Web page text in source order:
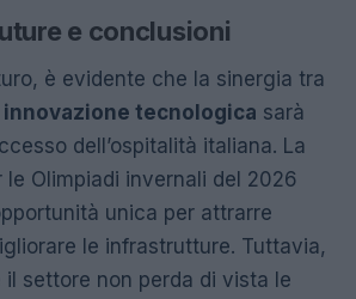
e conclusioni
è evidente che la sinergia tra
innovazione tecnologica sarà
dell’ospitalità italiana. La
le Olimpiadi invernali del 2026
unica per attrarre
le infrastrutture. Tuttavia,
il settore non perda di vista le